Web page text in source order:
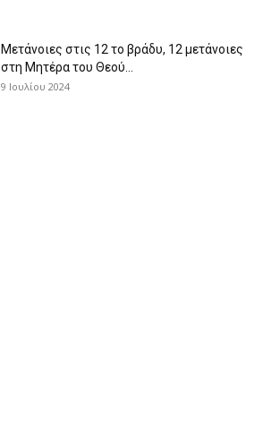
Μετάνοιες στις 12 το βράδυ, 12 μετάνοιες
στη Μητέρα του Θεού...
9 Ιουλίου 2024